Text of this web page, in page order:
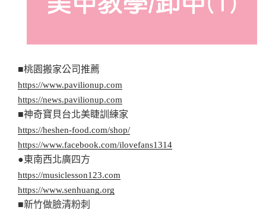
■桃園搬家公司推薦
https://www.pavilionup.com
https://news.pavilionup.com
■神奇寶貝台北美睫訓練家
https://heshen-food.com/shop/
https://www.facebook.com/ilovefans1314
●東南西北廣四方
https://musiclesson123.com
https://www.senhuang.org
■新竹做臉清粉刺